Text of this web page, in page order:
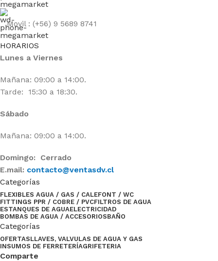
Movil : (+56) 9 5689 8741
HORARIOS
Lunes a Viernes
Mañana: 09:00 a 14:00.
Tarde: 15:30 a 18:30.
Sábado
Mañana: 09:00 a 14:00.
Domingo: Cerrado
E.mail: contacto@ventasdv.cl
Categorías
FLEXIBLES AGUA / GAS / CALEFONT / WC
FITTINGS PPR / COBRE / PVCFILTROS DE AGUA
ESTANQUES DE AGUAELECTRICIDAD
BOMBAS DE AGUA / ACCESORIOSBAÑO
Categorías
OFERTASLLAVES, VALVULAS DE AGUA Y GAS
INSUMOS DE FERRETERÍAGRIFETERIA
Comparte